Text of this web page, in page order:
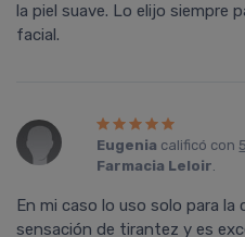
la piel suave. Lo elijo siempre
facial.
Eugenia calificó con
Farmacia Leloir.
En mi caso lo uso solo para la
sensación de tirantez y es